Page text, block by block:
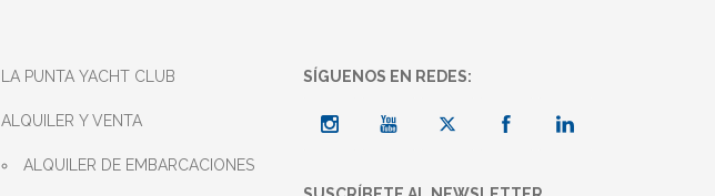
LA PUNTA YACHT CLUB
ALQUILER Y VENTA
ALQUILER DE EMBARCACIONES
SÍGUENOS EN REDES: